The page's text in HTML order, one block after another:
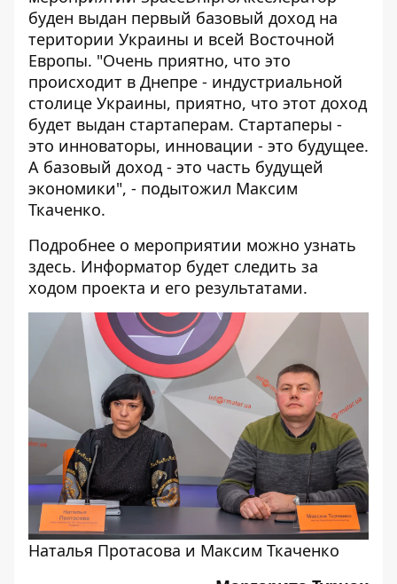
буден выдан первый базовый доход на
територии Украины и всей Восточной
Европы. "Очень приятно, что это
происходит в Днепре - индустриальной
столице Украины, приятно, что этот доход
будет выдан стартаперам. Стартаперы -
это инноваторы, инновации - это будущее.
А базовый доход - это часть будущей
экономики", - подытожил Максим
Ткаченко.
Подробнее о мероприятии можно узнать
здесь. Информатор будет следить за
ходом проекта и его результатами.
Наталья Протасова и Максим Ткаченко